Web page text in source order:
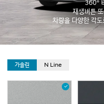
360°
재생버튼
차량을 다양한 각도
가솔린
택
N Line